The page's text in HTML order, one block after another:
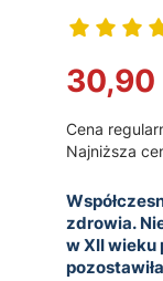
30,90
Cena
Najniższa
zdrowia.
w XII